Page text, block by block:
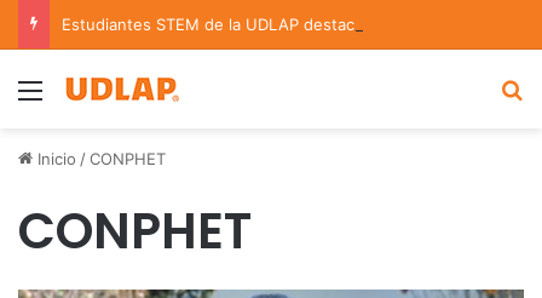
Menu
Inicio /CONPHET
CONPHET